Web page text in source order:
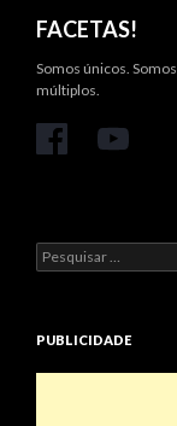
FACETAS!
Somos únicos. Somos
múltiplos.
Pesquisar
por:
PUBLICIDADE